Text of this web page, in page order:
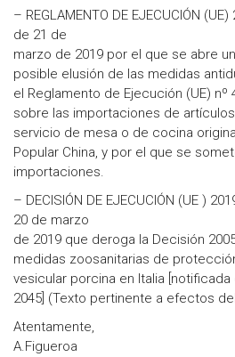
– REGLAMENTO DE EJECUCIÓN
de 21 de
marzo de 2019 por el que se abre
posible elusión de las medidas
el Reglamento de Ejecución (UE) nº
sobre las importaciones de
servicio de mesa o de cocina
Popular China, y por el que se
importaciones.
– DECISIÓN DE EJECUCIÓN (UE )
20 de marzo
de 2019 que deroga la Decisión
medidas zoosanitarias de
vesicular porcina en Italia
2045] (Texto pertinente a efectos del
Atentamente,
A.Figueroa